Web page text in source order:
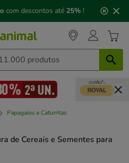
com descontos até 25% !
Papagaios e Caturritas
de Cereais e Sementes para